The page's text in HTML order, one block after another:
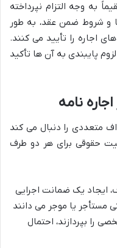
مستقیماً به وجه التزام نپرداخته
و شروط ضمن عقد، به طور
اجاره را تأیید می کنند.
پایبندی به آن ها تأکید
نامه
متعددی را دنبال می کند
حقوقی برای هر دو طرف
ایجاد یک ضمانت اجرایی
مستأجر یا موجر می دانند
را بپردازند، احتمال